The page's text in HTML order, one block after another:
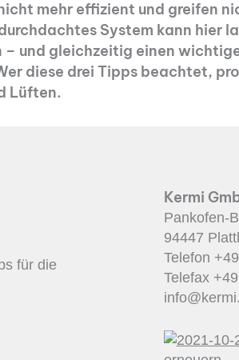
mehr effizient und greifen
System kann hier
– und gleichzeitig einen
diese drei Tipps beachtet,
Lüften.
Kermi
Pankofen-
94447
Telefon
Telefax